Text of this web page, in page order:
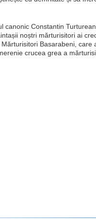
canonic Constantin
noștri mărturisitori ai
Basarabeni,
crucea grea a